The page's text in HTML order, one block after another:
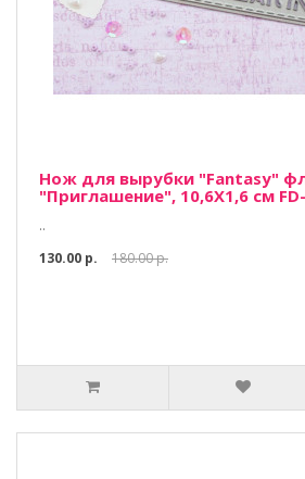
Нож для вырубки "Fantasy"
"Приглашение", 10,6Х1,6 см
..
130.00 р.
180.00 р.